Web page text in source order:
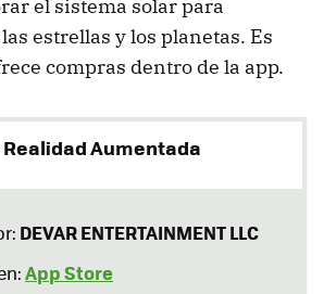
el sistema solar para
estrellas y los planetas. Es
compras dentro de la app.
Realidad Aumentada
DEVAR ENTERTAINMENT LLC
App Store